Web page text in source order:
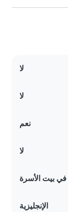
لا
لا
نعم
لا
في بيت الأسرة
الإنجليزية